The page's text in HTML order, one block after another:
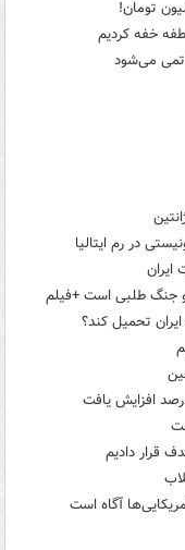
خفه کردیم
اتمی می‌شود
در رم ایتالیا
ایران
و جنگ طلبی است +فیلم
ایران تحمیل کند؟
قرار دادیم
آگاه است